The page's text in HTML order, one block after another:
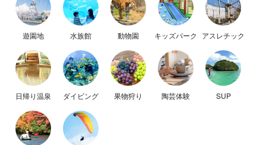
遊園地 水族館 動物園 キッズパーク アスレチック
日帰り温泉 ダイビング 果物狩り 陶芸体験 SUP